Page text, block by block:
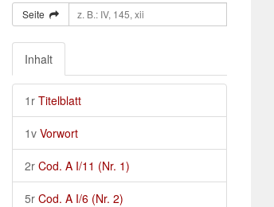
Seite
Inhalt
1r Titelblatt
1v Vorwort
2r Cod. A I/11 (Nr. 1)
5r Cod. A I/6 (Nr. 2)